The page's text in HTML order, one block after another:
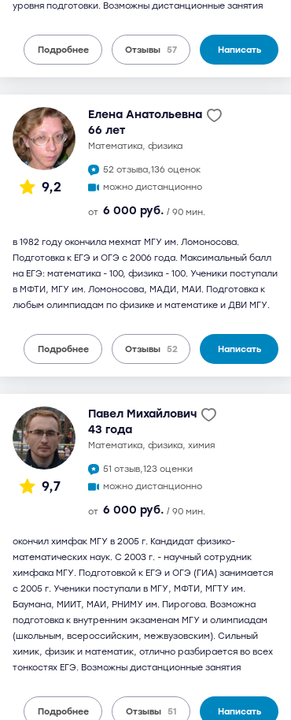
уровня подготовки. Возможны дистанционные занятия
Подробнее Отзывы 57 Написать
9,2
Елена Анатольевна
66 лет
математика, физика
52 отзыва,136 оценок
можно дистанционно
от 6 000 руб. / 90 мин.
в 1982 году окончила мехмат МГУ им. Ломоносова.
Подготовка к ЕГЭ и ОГЭ с 2006 года. Максимальный балл
на ЕГЭ: математика - 100, физика - 100. Ученики поступали
в МФТИ, МГУ им. Ломоносова, МАДИ, МАИ. Подготовка к
любым олимпиадам по физике и математике и ДВИ МГУ.
Подробнее Отзывы 52 Написать
9,7
Павел Михайлович
43 года
математика, физика, химия
51 отзыв,123 оценки
можно дистанционно
от 6 000 руб. / 90 мин.
окончил химфак МГУ в 2005 г. Кандидат физико-
математических наук. С 2003 г. - научный сотрудник
химфака МГУ. Подготовкой к ЕГЭ и ОГЭ (ГИА) занимается
с 2005 г. Ученики поступали в МГУ, МФТИ, МГТУ им.
Баумана, МИИТ, МАИ, РНИМУ им. Пирогова. Возможна
подготовка к внутренним экзаменам МГУ и олимпиадам
(школьным, всероссийским, межвузовским). Сильный
химик, физик и математик, отлично разбирается во всех
тонкостях ЕГЭ. Возможны дистанционные занятия
Подробнее Отзывы 51 Написать